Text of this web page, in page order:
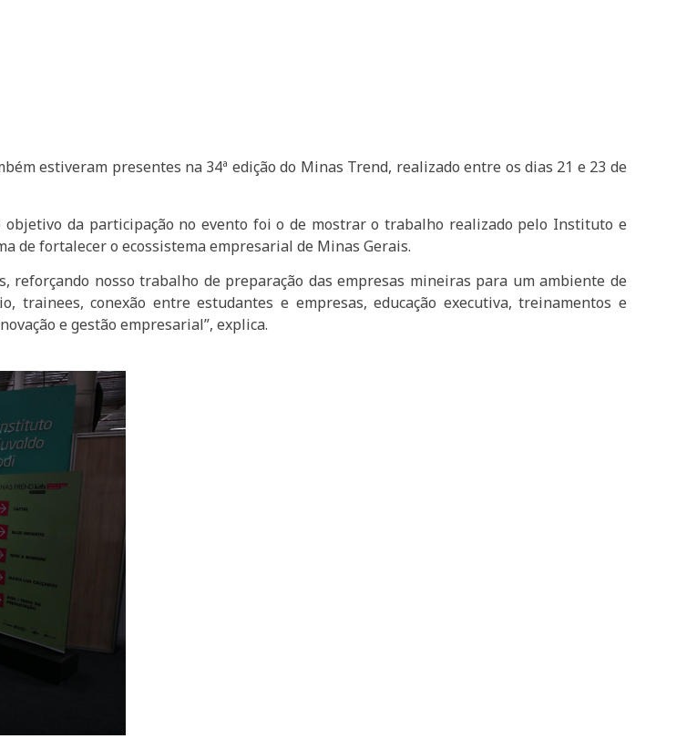
estiveram presentes na 34ª edição do Minas Trend, realizado entre os dias 21 e 23 de
objetivo da participação no evento foi o de mostrar o trabalho realizado pelo Instituto e
de fortalecer o ecossistema empresarial de Minas Gerais.
reforçando nosso trabalho de preparação das empresas mineiras para um ambiente de
trainees, conexão entre estudantes e empresas, educação executiva, treinamentos e
e gestão empresarial”, explica.